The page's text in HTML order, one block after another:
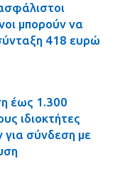
μπορούν να
418 ευρώ
έως 1.300
ιδιοκτήτες
για σύνδεση με